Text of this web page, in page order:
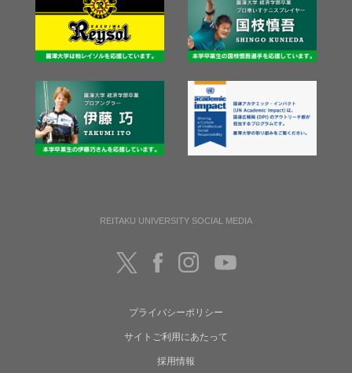
REITAKU UNIVERSITY SOCIAL MEDIA
プライバシーポリシー
サイトご利用にあたって
採用情報